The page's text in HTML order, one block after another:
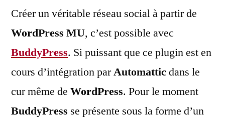
Créer un véritable réseau social à partir de
WordPress MU, c’est possible avec
BuddyPress. Si puissant que ce plugin est en
cours d’intégration parAutomatticdans le
cur même de WordPress. Pour le moment
BuddyPress se présente sous la forme d’un